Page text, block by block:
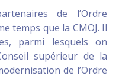
de l’Ordre
temps que la CMOJ. Il
parmi lesquels on
supérieur de la
de l’Ordre